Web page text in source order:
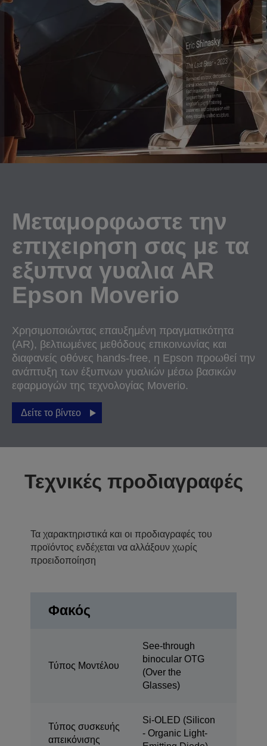
Μεταμορφωστε την
επιχειρηση σας με τα
εξυπνα γυαλια AR
Epson Moverio
Χρησιμοποιώντας επαυξημένη πραγματικότητα
(AR), βελτιωμένες μεθόδους επικοινωνίας και
διαφανείς οθόνες hands-free, η Epson προωθεί την
ανάπτυξη των έξυπνων γυαλιών μέσω βασικών
εφαρμογών της τεχνολογίας Moverio.
Δείτε το βίντεο
Τεχνικές προδιαγραφές
Τα χαρακτηριστικά και οι προδιαγραφές του
προϊόντος ενδέχεται να αλλάξουν χωρίς
προειδοποίηση
Φακός
Τύπος Μοντέλου
See-through
binocular OTG
(Over the
Glasses)
Τύπος συσκευής
απεικόνισης
Si-OLED (Silicon
- Organic Light-